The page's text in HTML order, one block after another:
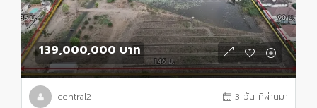
139,000,000 บาท
central2 3 วัน ที่ผ่านมา